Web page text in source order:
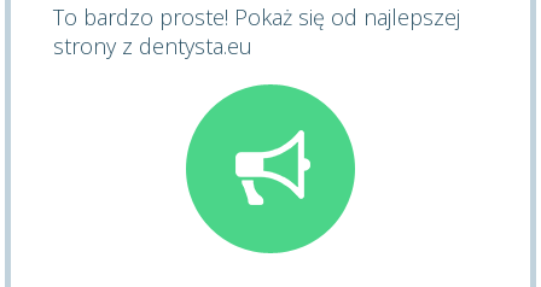
To bardzo proste! Pokaż się od najlepszej
strony z dentysta.eu